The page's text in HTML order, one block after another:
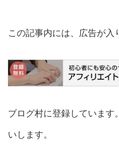
この記事内には、広告が入
ブログ村に登録しています
いします。